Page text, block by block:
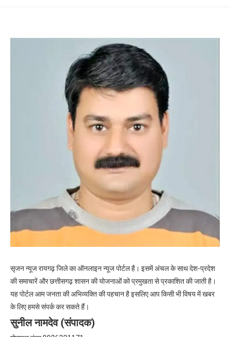
सृजन न्यूज रायगढ़ जिले का ऑनलाइन न्यूज पोर्टल है। इसमें अंचल के साथ देश-प्रदेश
की समाचारें और छत्तीसगढ़ शासन की योजनाओं को प्रमुखता से प्रकाशित की जाती है।
यह पोर्टल आम जनता की अभिव्यक्ति की पहचान है इसलिए आप किसी भी विषय में खबर
के लिए हमसे संपर्क कर सकते हैं।
सुनील नामदेव (संपादक)